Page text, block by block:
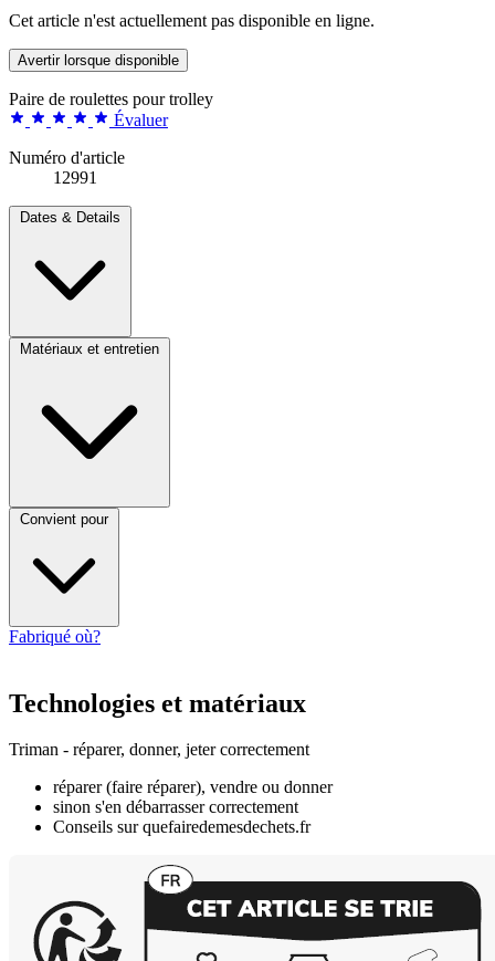
Cet article n'est actuellement pas disponible en ligne.
Avertir lorsque disponible
Paire de roulettes pour trolley
Évaluer
Numéro d'article
12991
Dates & Details
Matériaux et entretien
Convient pour
Fabriqué où?
Technologies et matériaux
Triman - réparer, donner, jeter correctement
réparer (faire réparer), vendre ou donner
sinon s'en débarrasser correctement
Conseils sur quefairedemesdechets.fr